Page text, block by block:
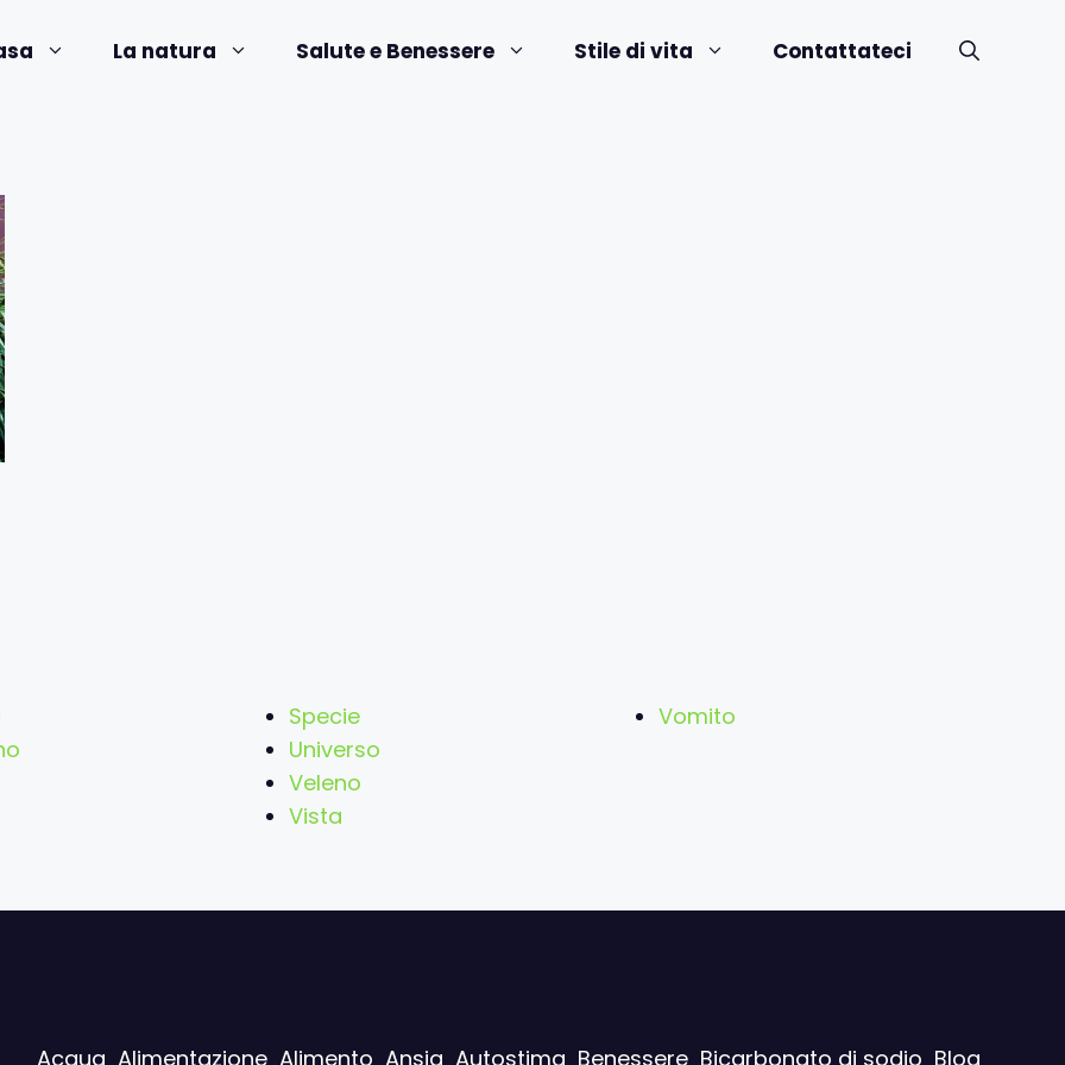
La natura Salute e Benessere Stile di vita Contattateci
Specie
Universo
Veleno
Vista
Vomito
Acqua Alimentazione Alimento Ansia Autostima Benessere Bicarbonato di sodio Blog